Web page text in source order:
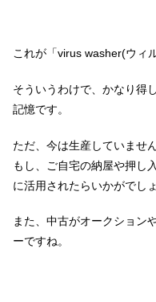
これが「virus washer(ウィ
そういうわけで、かなり得
記憶です。
ただ、今は生産していませ
もし、ご自宅の納屋や押し
に活用されたらいかがでしょ
また、中古がオークション
ーですね。